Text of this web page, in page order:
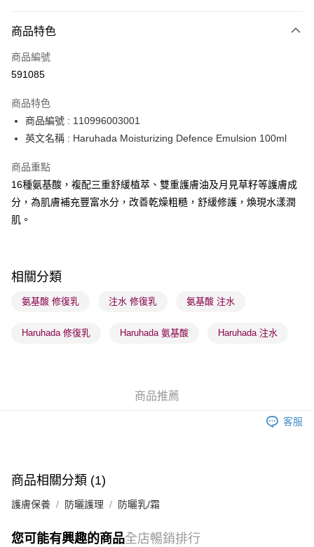
信用卡
Apple Pay
PayMe
WeChat Pay
BoC Pay
送貨方式
順豐自助櫃 - 確認發貨後1-3個工作天送達
順豐站及營業點 - 確認發貨後1-3個工作天送達
物流公司進行物流配送
取。逾期會取消訂單，並不會安排重寄
每筆HK$20.00，滿HK$100.00或以上免運費
澳門地區配送 - 確認發貨後1-4個工作天送達
商品特色
商品編號
591085
商品特色
商品編號 : 110996003001
英文名稱 : Haruhada Moisturizing Defence Emulsion 100ml
商品重點
16種氨基酸，複配三重舒緩植萃、雙重護膚油及月見草籽等護膚成
分，為肌膚補充豐富水分，改善乾燥粗糙，舒緩修護，煥現水漾潤
肌。
相關分類
氨基酸 修復乳 注水 修復乳 氨基酸 注水
Haruhada 修復乳 Haruhada 氨基酸 Haruhada 注水
商品推薦
客服
商品相關分類 (1)
護膚保養 防曬護理 防曬乳/霜
您可能有興趣的商品全店暢銷排行